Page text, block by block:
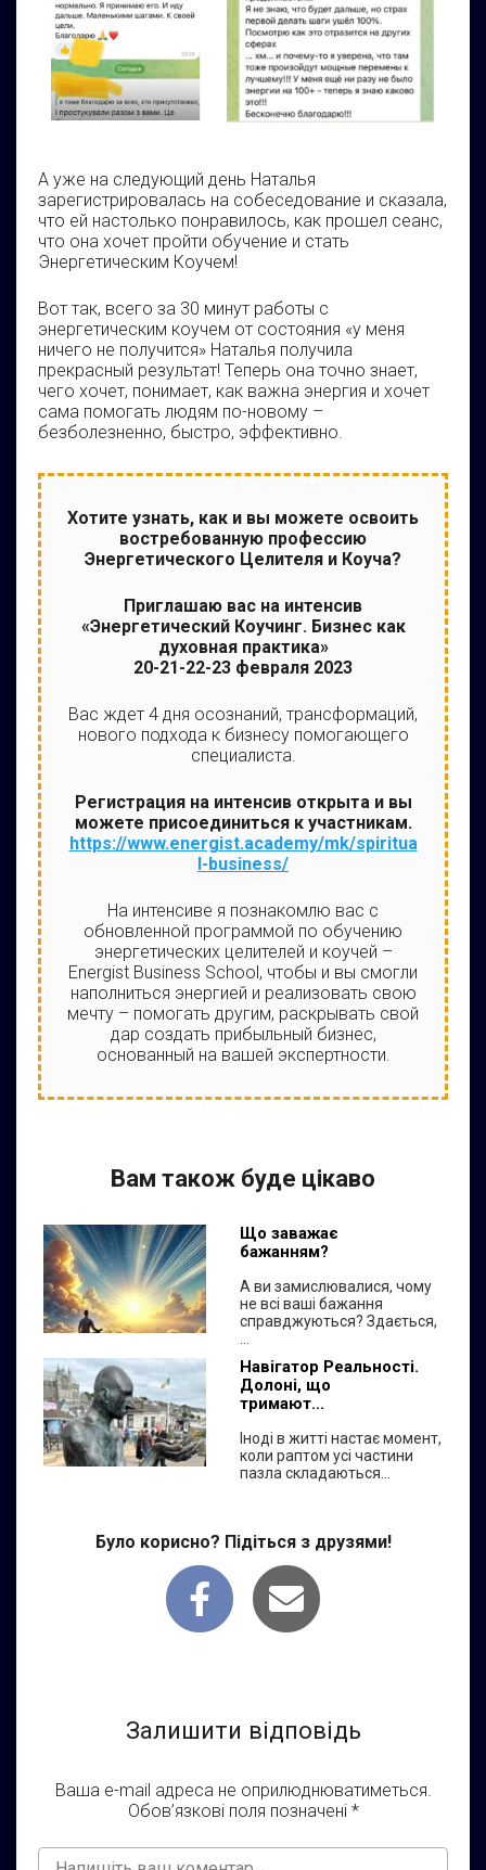
А уже на следующий день Наталья
зарегистрировалась на собеседование и сказала,
что ей настолько понравилось, как прошел сеанс,
что она хочет пройти обучение и стать
Энергетическим Коучем!
Вот так, всего за 30 минут работы с
энергетическим коучем от состояния «у меня
ничего не получится» Наталья получила
прекрасный результат! Теперь она точно знает,
чего хочет, понимает, как важна энергия и хочет
сама помогать людям по-новому –
безболезненно, быстро, эффективно.
Хотите узнать, как и вы можете освоить
востребованную профессию
Энергетического Целителя и Коуча?
Приглашаю вас на интенсив
«Энергетический Коучинг. Бизнес как
духовная практика»
20-21-22-23 февраля 2023
Вас ждет 4 дня осознаний, трансформаций,
нового подхода к бизнесу помогающего
специалиста.
Регистрация на интенсив открыта и вы
можете присоединиться к участникам.
https://www.energist.academy/mk/spiritua
l-business/
На интенсиве я познакомлю вас с
обновленной программой по обучению
энергетических целителей и коучей –
Energist Business School, чтобы и вы смогли
наполниться энергией и реализовать свою
мечту – помогать другим, раскрывать свой
дар создать прибыльный бизнес,
основанный на вашей экспертности.
Вам також буде цікаво
Що заважає
бажанням?
А ви замислювалися, чому
не всі ваші бажання
справджуються? Здається,
Навігатор Реальності.
Долоні, що
тримают...
Іноді в житті настає момент,
коли раптом усі частини
пазла складаються...
Було корисно? Підіться з друзями!
Залишити відповідь
Ваша e-mail адреса не оприлюднюватиметься.
Обов’язкові поля позначені *
Your